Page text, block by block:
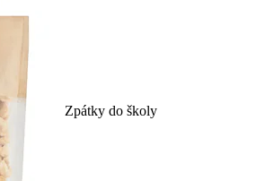
Zpátky do školy